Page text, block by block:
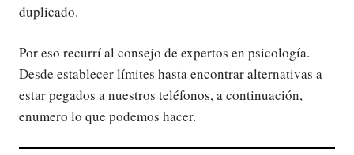
duplicado.
Por eso recurrí al consejo de expertos en psicología.
Desde establecer límites hasta encontrar alternativas a
estar pegados a nuestros teléfonos, a continuación,
enumero lo que podemos hacer.